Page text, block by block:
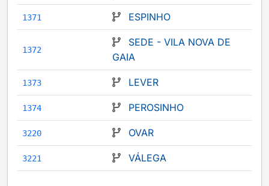
1371 ESPINHO
1372
SEDE - VILA NOVA DE
GAIA
1373 LEVER
1374 PEROSINHO
3220 OVAR
3221 VÁLEGA